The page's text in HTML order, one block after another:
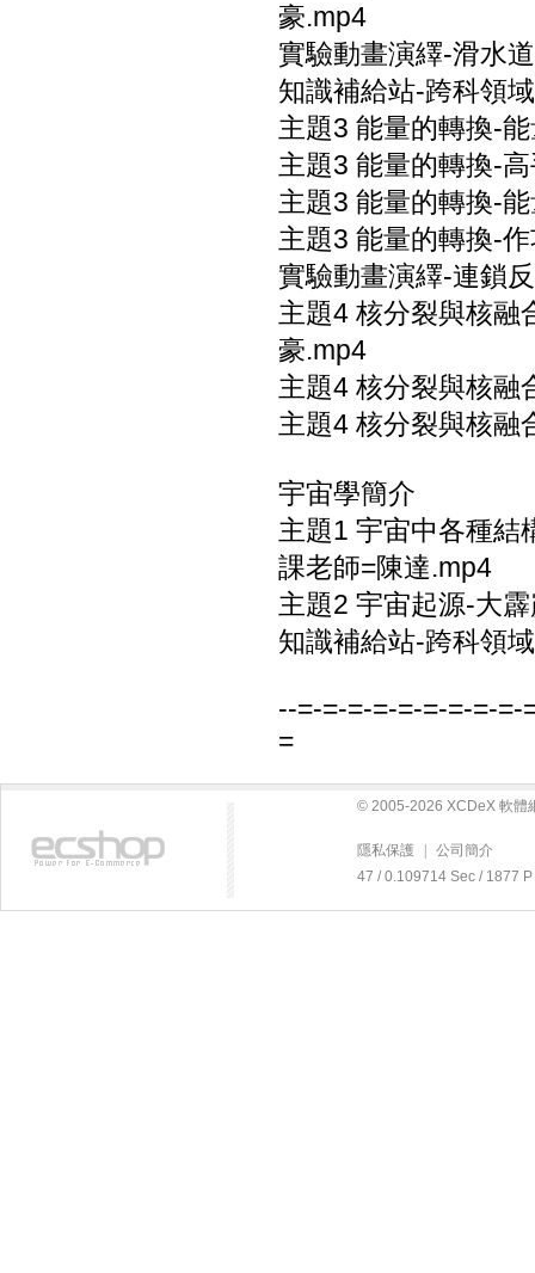
豪.mp4
實驗動畫演繹-滑水
知識補給站-跨科領
主題3 能量的轉換-
主題3 能量的轉換-
主題3 能量的轉換-
主題3 能量的轉換-
實驗動畫演繹-連鎖
主題4 核分裂與核融
豪.mp4
主題4 核分裂與核融
主題4 核分裂與核融
宇宙學簡介
主題1 宇宙中各種結
課老師=陳達.mp4
主題2 宇宙起源-大
知識補給站-跨科領
--=-=-=-=-=-=-=-=-=-
=
© 2005-2026 XCDeX 軟體
隱私保護
公司簡介
47 / 0.109714 Sec / 1877